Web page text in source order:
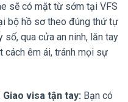
sẽ có mặt từ sớm tại VFS
bộ hồ sơ theo đúng thứ tự
qua cửa an ninh, lăn tay
cách êm ái, tránh mọi sự
visa tận tay: Bạn có